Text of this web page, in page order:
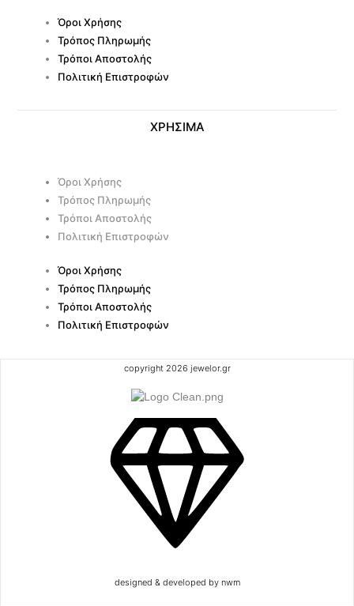
Όροι Χρήσης
Τρόπος Πληρωμής
Τρόποι Αποστολής
Πολιτική Επιστροφών
ΧΡΗΣΙΜΑ
Όροι Χρήσης
Τρόπος Πληρωμής
Τρόποι Αποστολής
Πολιτική Επιστροφών
Όροι Χρήσης
Τρόπος Πληρωμής
Τρόποι Αποστολής
Πολιτική Επιστροφών
copyright 2026 jewelor.gr
designed & developed by nwm